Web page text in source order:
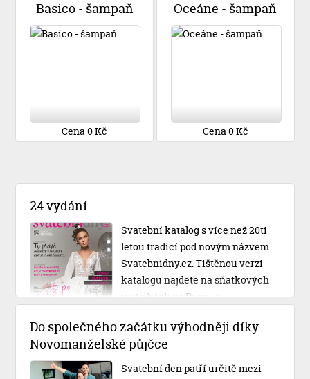
Basico - šampaň
Cena 0 Kč
Oceáne - šampaň
Cena 0 Kč
24.vydání
Svatební katalog s více než 20ti
letou tradicí pod novým názvem
Svatebnidny.cz. Tištěnou verzi
katalogu najdete na sňatkových
matrikách po Praze a
Do společného začátku výhodněji díky
Novomanželské půjčce
Svatební den patří určitě mezi